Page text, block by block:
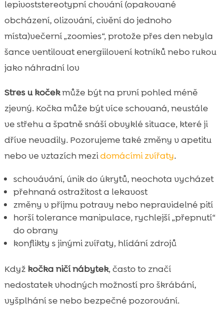
lepivoststereotypní chování (opakované
obcházení, olizování, civění do jednoho
místa)večerní „zoomies“, protože přes den nebyla
šance ventilovat energiilovení kotníků nebo rukou
jako náhradní lov
Stres u kočekmůže být na první pohled méně
zjevný. Kočka může být více schovaná, neustále
ve střehu a špatně snáší obvyklé situace, které ji
dříve nevadily. Pozorujeme také změny v apetitu
nebo ve vztazích mezidomácími zvířaty.
schovávání, únik do úkrytů, neochota vycházet
přehnaná ostražitost a lekavost
změny v příjmu potravy nebo nepravidelné pití
horší tolerance manipulace, rychlejší „přepnutí“
do obrany
konflikty s jinými zvířaty, hlídání zdrojů
Když kočka ničí nábytek, často to značí
nedostatek vhodných možností pro škrábání,
vyšplhání se nebo bezpečné pozorování.